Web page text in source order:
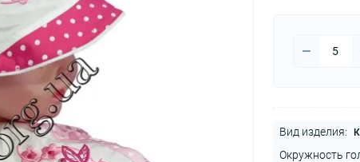
Вид изделия:
Окружность